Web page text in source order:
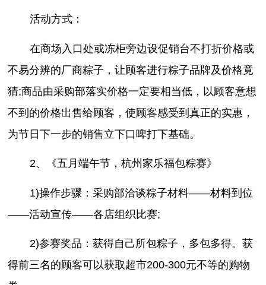
活动方式：
在商场入口处或冻柜旁边设促销台不打折价格或
不易分辨的厂商粽子，让顾客进行粽子品牌及价格竟
猜;商品由采购部落实价格一定要相当低，以顾客意想
不到的价格出售给顾客，使顾客感受到真正的实惠，
为节日下一步的销售立下口啤打下基础。
2、《五月端午节，杭州家乐福包粽赛》
1)操作步骤：采购部洽谈粽子材料——材料到位
——活动宣传——各店组织比赛;
2)参赛奖品：获得自己所包粽子，多包多得。获
得前三名的顾客可以获取超市200-300元不等的购物